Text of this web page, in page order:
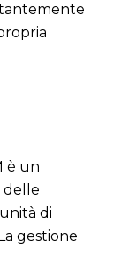
è un
delle
di
gestione